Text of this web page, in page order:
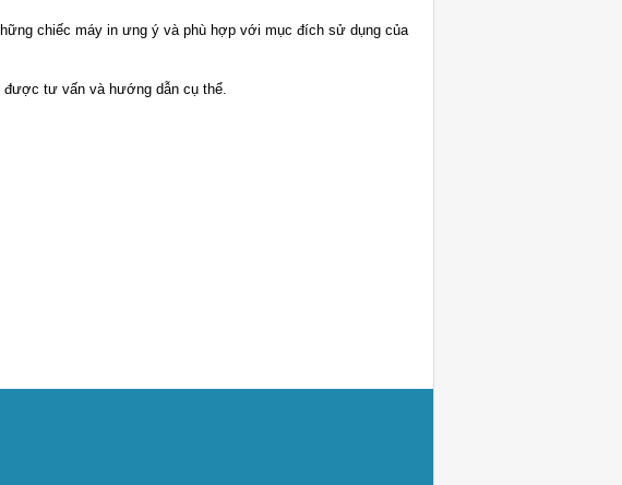
chiếc máy in ưng ý và phù hợp với mục đích sử dụng của
được tư vấn và hướng dẫn cụ thể.